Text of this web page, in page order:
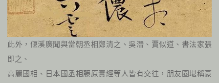
此外，偃溪廣聞與當朝丞相鄭清之、吳潛、賈似道、書法家張
即之、
高麗國相、日本國丞相藤原實經等人皆有交往，朋友圈堪稱豪